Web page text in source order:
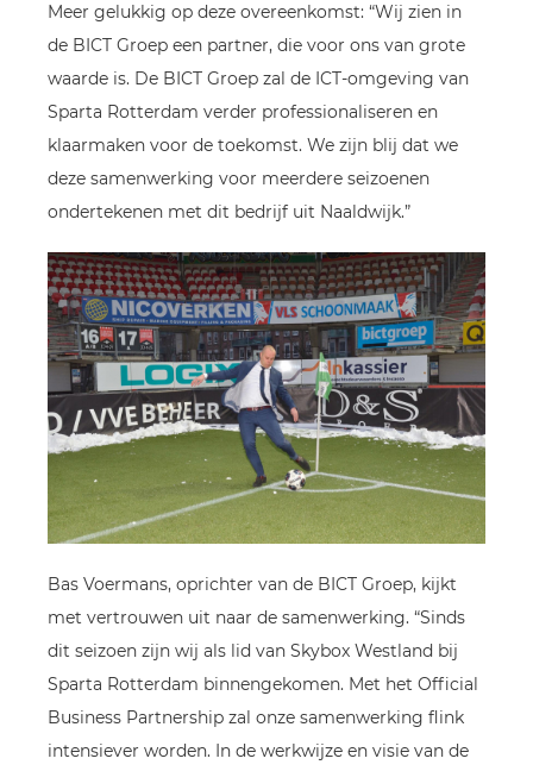
Meer gelukkig op deze overeenkomst: “Wij zien in
de BICT Groep een partner, die voor ons van grote
waarde is. De BICT Groep zal de ICT-omgeving van
Sparta Rotterdam verder professionaliseren en
klaarmaken voor de toekomst. We zijn blij dat we
deze samenwerking voor meerdere seizoenen
ondertekenen met dit bedrijf uit Naaldwijk.”
Bas Voermans, oprichter van de BICT Groep, kijkt
met vertrouwen uit naar de samenwerking. “Sinds
dit seizoen zijn wij als lid van Skybox Westland bij
Sparta Rotterdam binnengekomen. Met het Official
Business Partnership zal onze samenwerking flink
intensiever worden. In de werkwijze en visie van de